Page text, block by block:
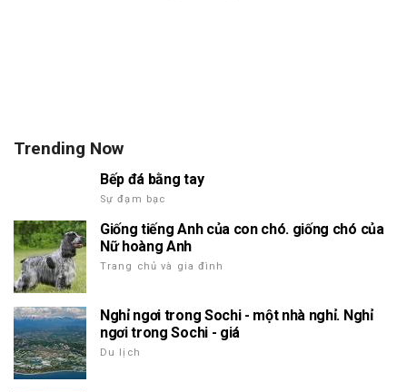
Trending Now
Bếp đá bằng tay
Sự đạm bạc
Giống tiếng Anh của con chó. giống chó của
Nữ hoàng Anh
Trang chủ và gia đình
Nghỉ ngơi trong Sochi - một nhà nghỉ. Nghỉ
ngơi trong Sochi - giá
Du lịch